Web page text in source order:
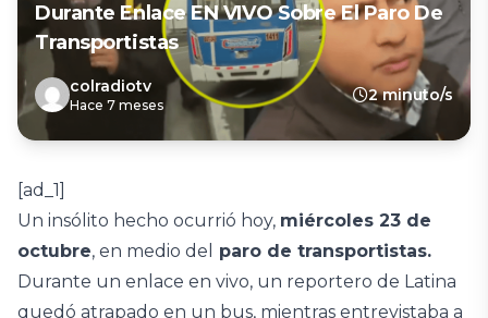
Durante Enlace EN VIVO Sobre El Paro De
Transportistas
colradiotv
Hace 7 meses
2 minuto/s
[ad_1]
Un insólito hecho ocurrió hoy, miércoles 23 de
octubre, en medio del
paro de transportistas.
Durante un enlace en vivo, un reportero de Latina
quedó atrapado en un bus, mientras entrevistaba a